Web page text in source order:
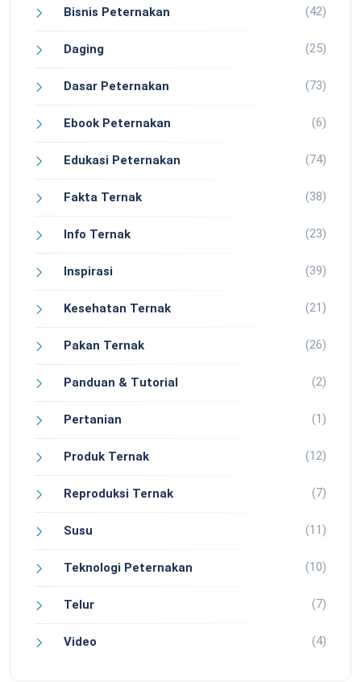
Bisnis Peternakan (42)
Daging (25)
Dasar Peternakan (73)
Ebook Peternakan (6)
Edukasi Peternakan (74)
Fakta Ternak (38)
Info Ternak (23)
Inspirasi (39)
Kesehatan Ternak (21)
Pakan Ternak (26)
Panduan & Tutorial (2)
Pertanian (1)
Produk Ternak (12)
Reproduksi Ternak (7)
Susu (11)
Teknologi Peternakan (10)
Telur (7)
Video (4)